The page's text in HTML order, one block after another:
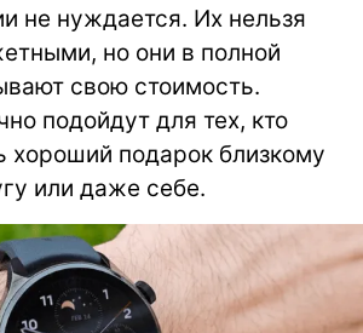
не нуждается. Их нельзя
но они в полной
свою стоимость.
подойдут для тех, кто
хороший подарок близкому
или даже себе.